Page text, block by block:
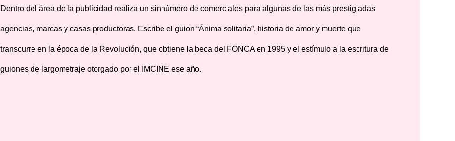
Dentro del área de la publicidad realiza un sinnúmero de comerciales para algunas de las más prestigiadas
agencias, marcas y casas productoras. Escribe el guion “Ánima solitaria”, historia de amor y muerte que
transcurre en la época de la Revolución, que obtiene la beca del FONCA en 1995 y el estímulo a la escritura de
guiones de largometraje otorgado por el IMCINE ese año.